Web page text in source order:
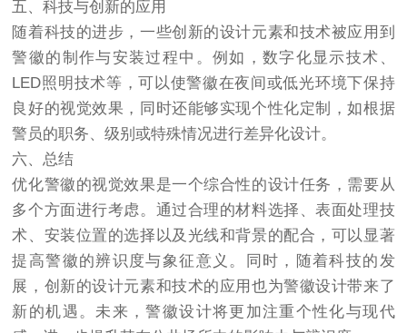
五、科技与创新的应用
随着科技的进步，一些创新的设计元素和技术被应用到
警徽的制作与安装过程中。例如，数字化显示技术、
LED照明技术等，可以使警徽在夜间或低光环境下保持
良好的视觉效果，同时还能够实现个性化定制，如根据
警员的职务、级别或特殊情况进行差异化设计。
六、总结
优化警徽的视觉效果是一个综合性的设计任务，需要从
多个方面进行考虑。通过合理的材料选择、表面处理技
术、安装位置的选择以及光线和背景的配合，可以显著
提高警徽的辨识度与象征意义。同时，随着科技的发
展，创新的设计元素和技术的应用也为警徽设计带来了
新的机遇。未来，警徽设计将更加注重个性化与现代